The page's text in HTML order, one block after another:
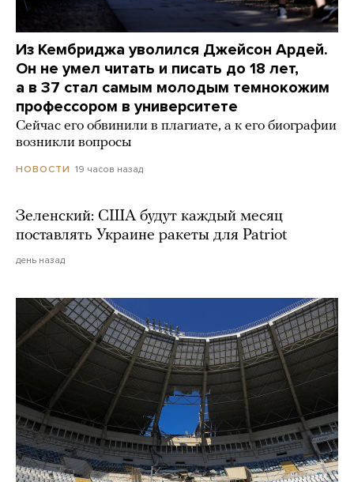
Из Кембриджа уволился Джейсон Ардей.
Он не умел читать и писать до 18 лет,
а в 37 стал самым молодым темнокожим
профессором в университете
Сейчас его обвинили в плагиате, а к его биографии
возникли вопросы
НОВОСТИ 19 часов назад
Зеленский: США будут каждый месяц
поставлять Украине ракеты для Patriot
день назад